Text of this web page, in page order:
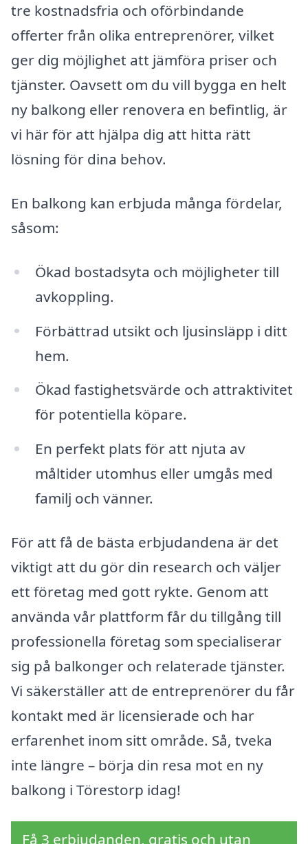
tre kostnadsfria och oförbindande
offerter från olika entreprenörer, vilket
ger dig möjlighet att jämföra priser och
tjänster. Oavsett om du vill bygga en helt
ny balkong eller renovera en befintlig, är
vi här för att hjälpa dig att hitta rätt
lösning för dina behov.
En balkong kan erbjuda många fördelar,
såsom:
Ökad bostadsyta och möjligheter till
avkoppling.
Förbättrad utsikt och ljusinsläpp i ditt
hem.
Ökad fastighetsvärde och attraktivitet
för potentiella köpare.
En perfekt plats för att njuta av
måltider utomhus eller umgås med
familj och vänner.
För att få de bästa erbjudandena är det
viktigt att du gör din research och väljer
ett företag med gott rykte. Genom att
använda vår plattform får du tillgång till
professionella företag som specialiserar
sig på balkonger och relaterade tjänster.
Vi säkerställer att de entreprenörer du får
kontakt med är licensierade och har
erfarenhet inom sitt område. Så, tveka
inte längre – börja din resa mot en ny
balkong i Törestorp idag!
Få 3 erbjudanden, gratis och utan